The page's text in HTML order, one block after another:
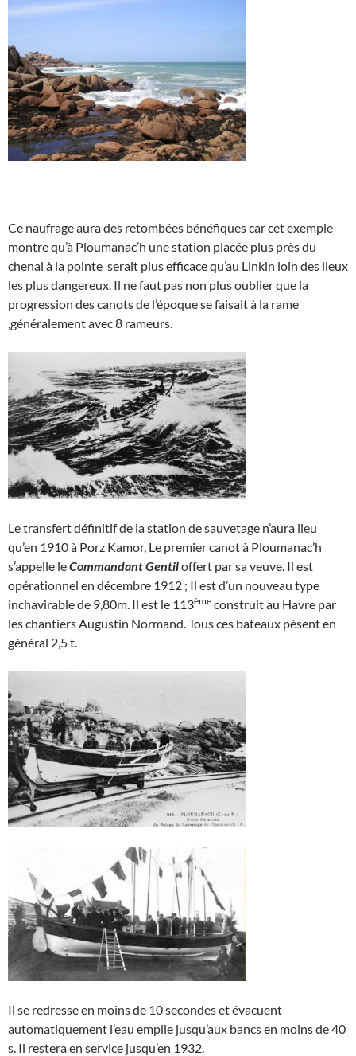
Ce naufrage aura des retombées bénéfiques car cet exemple
montre qu’à Ploumanac’h une station placée plus près du
chenal à la pointe serait plus efficace qu’au Linkin loin des lieux
les plus dangereux. Il ne faut pas non plus oublier que la
progression des canots de l’époque se faisait à la rame
,généralement avec 8 rameurs.
Le transfert définitif de la station de sauvetage n’aura lieu
qu’en 1910 à Porz Kamor, Le premier canot à Ploumanac’h
s’appelle leCommandant Gentiloffert par sa veuve. Il est
opérationnel en décembre 1912 ; Il est d’un nouveau type
inchavirable de 9,80m. Il est le 113ème construit au Havre par
les chantiers Augustin Normand. Tous ces bateaux pèsent en
général 2,5 t.
Il se redresse en moins de 10 secondes et évacuent
automatiquement l’eau emplie jusqu’aux bancs en moins de 40
s. Il restera en service jusqu’en 1932.